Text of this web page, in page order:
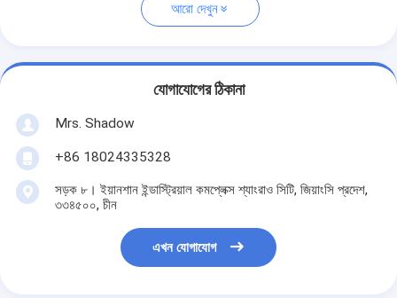
আরো দেখুন
যোগাযোগের ঠিকানা
Mrs. Shadow
+86 18024335328
সড়ক ৮। ইয়ানশান ইন্ডাস্ট্রিয়াল কমপ্লেক্স শ্যাংরাও সিটি, জিয়াংসি প্রদেশ,
৩৩৪৫০০, চীন
এখন যোগাযোগ